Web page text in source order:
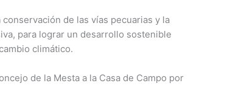
de las vías pecuarias y la
para lograr un desarrollo sostenible
climático.
de la Mesta a la Casa de Campo por